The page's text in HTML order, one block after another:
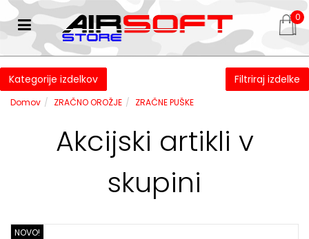
0
Kategorije izdelkov Filtriraj izdelke
Domov ZRAČNO OROŽJE ZRAČNE PUŠKE
Akcijski artikli v
skupini
NOVO!